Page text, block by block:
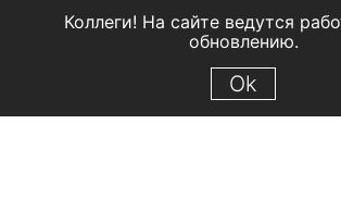
Коллеги! На сайте ведутся
обновлению.
Ok